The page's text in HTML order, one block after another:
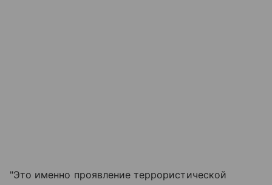
"Это именно проявление террористической